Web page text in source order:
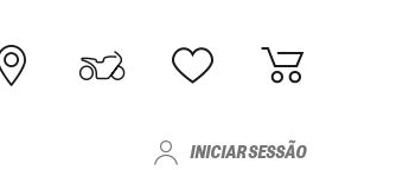
INICIAR SESSÃO